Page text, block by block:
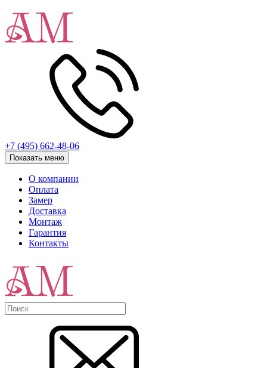
+7 (495) 662-48-06
Показать меню
О компании
Оплата
Замер
Доставка
Монтаж
Гарантия
Контакты